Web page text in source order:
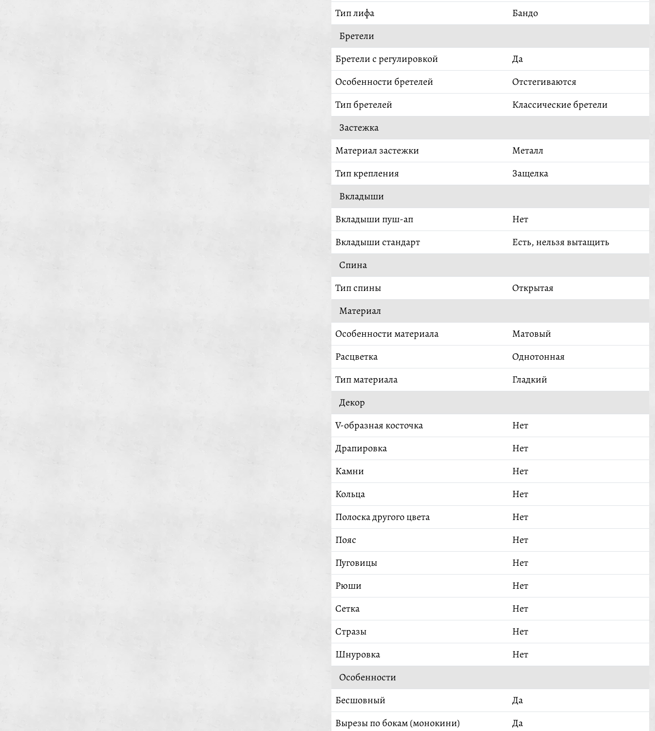
Тип лифа
Бандо
Бретели
Бретели с регулировкой
Да
Особенности бретелей
Отстегиваются
Тип бретелей
Классические бретели
Застежка
Материал застежки
Металл
Тип крепления
Защелка
Вкладыши
Вкладыши пуш-ап
Нет
Вкладыши стандарт
Есть, нельзя вытащить
Спина
Тип спины
Открытая
Материал
Особенности материала
Матовый
Расцветка
Однотонная
Тип материала
Гладкий
Декор
V-образная косточка
Нет
Драпировка
Нет
Камни
Нет
Кольца
Нет
Полоска другого цвета
Нет
Пояс
Нет
Пуговицы
Нет
Рюши
Нет
Сетка
Нет
Стразы
Нет
Шнуровка
Нет
Особенности
Бесшовный
Да
Вырезы по бокам (монокини)
Да